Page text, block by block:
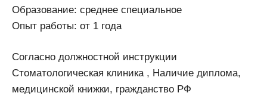
Образование: среднее специальное
Опыт работы: от 1 года
Согласно должностной инструкции
Стоматологическая клиника , Наличие диплома,
медицинской книжки, гражданство РФ